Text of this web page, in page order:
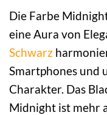
Die Farbe
eine Aura von
Schwarz
Smartphones und
Charakter. Das
Midnight ist mehr